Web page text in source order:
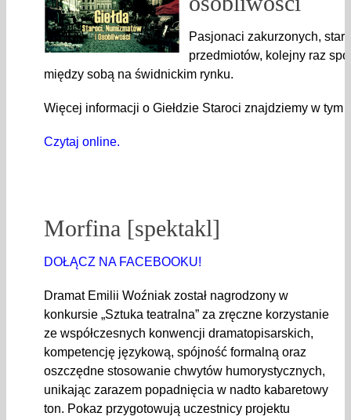
Pasjonaci zakurzonych,
przedmiotów, kolejny raz
między sobą na świdnickim rynku.
Więcej informacji o Giełdzie Staroci znajdziemy w tym
Czytaj online.
Morfina [spektakl]
DOŁĄCZ NA FACEBOOKU!
Dramat Emilii Woźniak został nagrodzony w
konkursie „Sztuka teatralna” za zręczne korzystanie
ze współczesnych konwencji dramatopisarskich,
kompetencję językową, spójność formalną oraz
oszczędne stosowanie chwytów humorystycznych,
unikając zarazem popadnięcia w nadto kabaretowy
ton. Pokaz przygotowują uczestnicy projektu